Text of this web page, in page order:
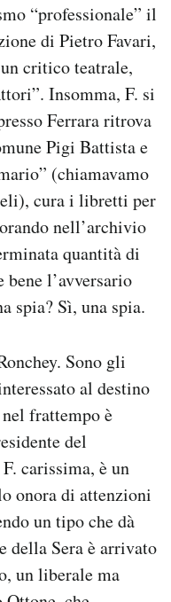
“professionale” il
di Pietro Favari,
critico teatrale,
Insomma, F. si
Ferrara ritrova
Pigi Battista e
(chiamavamo
cura i libretti per
nell’archivio
quantità di
l’avversario
spia? Sì, una spia.
Sono gli
al destino
frattempo è
del
carissima, è un
onora di attenzioni
un tipo che dà
della Sera è arrivato
un liberale ma